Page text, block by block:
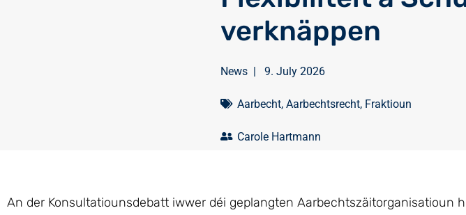
verknäppen
News| 9. July 2026
Aarbecht, Aarbechtsrecht, Fraktioun
Carole Hartmann
An der Konsultatiounsdebatt iwwer déi geplangten Aarbechtszäitorganisatioun